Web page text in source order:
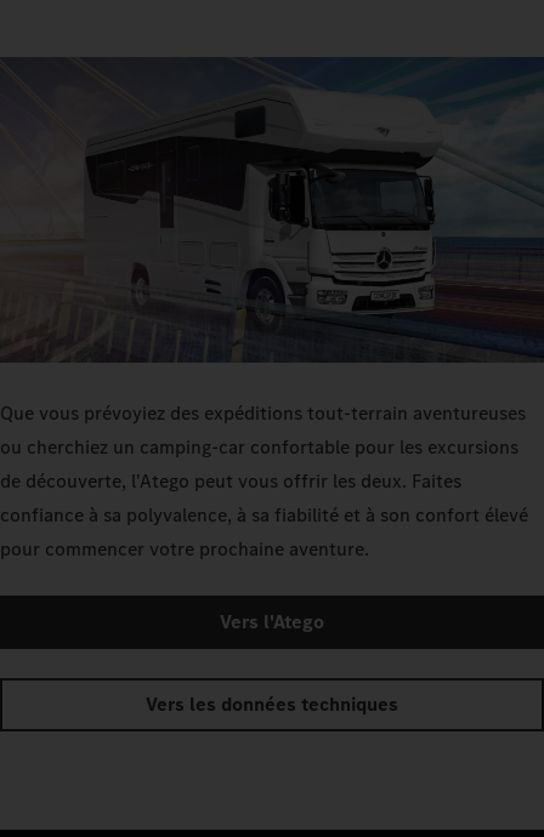
Que vous prévoyiez des expéditions tout-terrain aventureuses
ou cherchiez un camping-car confortable pour les excursions
de découverte, l'Atego peut vous offrir les deux. Faites
confiance à sa polyvalence, à sa fiabilité et à son confort élevé
pour commencer votre prochaine aventure.
Vers l'Atego
Vers les données techniques